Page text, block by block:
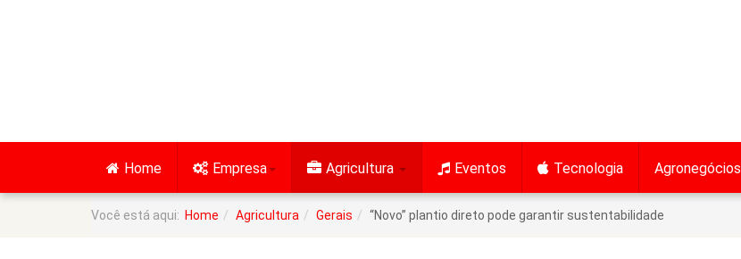
Home Empresa Agricultura Eventos Tecnologia Agronegócios
Você está aqui: Home Agricultura Gerais “Novo” plantio direto pode garantir sustentabilidade